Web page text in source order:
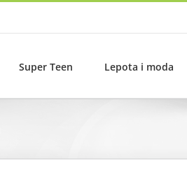
Super Teen Lepota i moda